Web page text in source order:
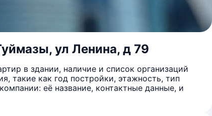
ул Ленина, д 79
в здании, наличие и список организаций
такие как год постройки, этажность, тип
её название, контактные данные, и